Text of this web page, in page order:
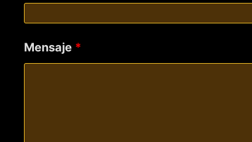
Mensaje *